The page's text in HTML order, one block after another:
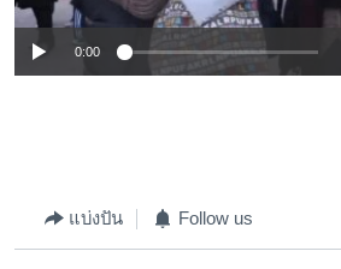
0:00
แบ่งปัน Follow us